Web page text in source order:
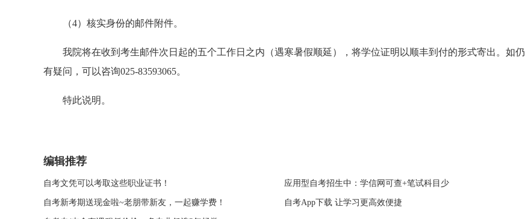
（4）核实身份的邮件附件。
我院将在收到考生邮件次日起的五个工作日之内（遇寒暑假顺延），将学位证明以顺丰到付的形式寄出。如仍
有疑问，可以咨询025-83593065。
特此说明。
编辑推荐
自考文凭可以考取这些职业证书！ 应用型自考招生中：学信网可查+笔试科目少
自考新考期送现金啦~老朋带新友，一起赚学费！ 自考App下载 让学习更高效便捷